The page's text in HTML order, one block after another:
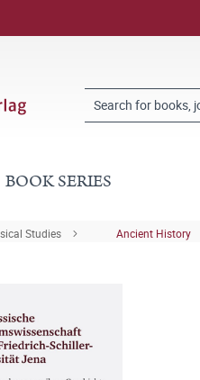
BOOK SERIES
Studies Ancient History